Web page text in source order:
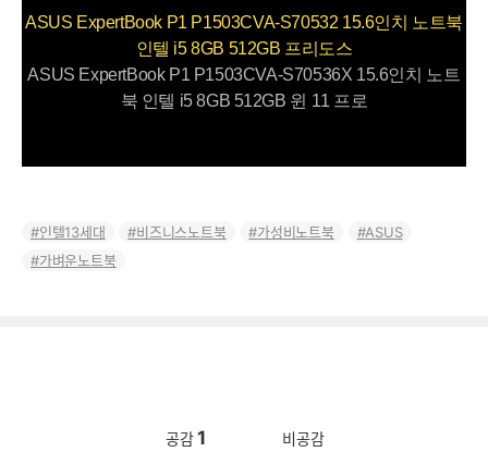
ASUS ExpertBook P1 P1503CVA-S70532 15.6인치 노트북
인텔 i5 8GB 512GB 프리도스
ASUS ExpertBook P1 P1503CVA-S70536X 15.6인치 노트
북 인텔 i5 8GB 512GB 윈 11 프로
인텔13세대 비즈니스노트북 가성비노트북
ASUS
가벼운노트북
공감 1 비공감